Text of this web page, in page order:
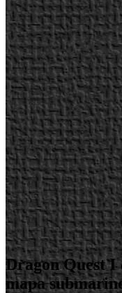
Dragon Quest
mapa